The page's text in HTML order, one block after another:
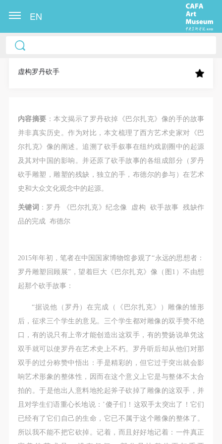
EN
虚构罗丹砍手
内容摘要 ：本文揭示了罗丹砍掉《巴尔扎克》像的手的故事
并非真实历史。作为对比，本文梳理了西方艺术史家对《巴
尔扎克》像的阐述。追溯了砍手叙事在纽约戏剧圈中的起源
及其对中国的影响。并还原了砍手故事的各组成部分（罗丹
砍手雕塑，雕塑的残缺，独立的手，布德尔的参与）在艺术
史和大众文化观念中的起源。
关键词 ：罗丹 《巴尔扎克》纪念像 虚构 砍手故事 残缺作
品的完成 布德尔
2015年年初，笔者在中国国家博物馆参观了“永远的思想者：
罗丹雕塑回顾展”，望着巨大《巴尔扎克》像（图1）不由想
起那个砍手故事：
“据说他（罗丹）在完成（《巴尔扎克》）雕像的雏形
后，征求三个学生的意见。三个学生都对雕像的双手赞不绝
口，有的说只有上帝才能创造出这双手，有的赞扬说单凭这
双手就可以使罗丹在艺术史上不朽。罗丹听后却从他们对那
双手的过分称赞中悟出：手是精彩的，但它过于突出就会影
响艺术形象的整体性，因而在这个意义上它是与整体不太合
拍的。于是他出人意料地抡起斧子砍掉了雕像的这双手，并
且对学生们语重心长地说：’傻子们！这双手太突出了！它们
已经有了它们自己的生命，它已不属于这个雕像的整体了。
所以我不能不把它砍掉。记着，而且好好地记着：一件真正
中央美术学院美术馆出版授权协议书
称“CAFAM”），愿意将本人参与中央美术学院美术馆
果（如参与工作坊创作的作品）提交中央美术学院用
作发表、出版。中央美术学院可以以电子、网络及其
它数字媒体形式公开出版，并同意编入《中国知识资
源总库》《中央美术学院资料库》《中央美术学院美
术馆资料库》等相关资料、文献、档案机构和平台，
在中央美术学院中使用和在互联网上传播，同意按相
中央美术学院美术馆活动安全免责协议书
第一条
负的原则。但活动有风险，参加者应有必要的风险意
识。
第二条
律、法规，必须遵循道德和社会公德规范，并应该具
备以人为本、团结友爱、互相帮助和助人为乐的良好
品质。
第三条
参加本次活动人员应该是成年人（具有完全民事行为
能力的人，18周岁以上）未成年人必须在成年人的陪
同下参观。
第四条
参加活动者在此次活动期间的人身安全责任自负。鼓
励参加者自行购买人身安全保险。活动中一旦出现事
中央美术学院美术馆出版授权协议书
称“CAFAM”），愿意将本人参与中央美术学院美术馆
果（如参与工作坊创作的作品）提交中央美术学院用
作发表、出版。中央美术学院可以以电子、网络及其
它数字媒体形式公开出版，并同意编入《中国知识资
源总库》《中央美术学院资料库》《中央美术学院美
术馆资料库》等相关资料、文献、档案机构和平台，
在中央美术学院中使用和在互联网上传播，同意按相
中央美术学院美术馆活动安全免责协议书
第一条
负的原则。但活动有风险，参加者应有必要的风险意
识。
第二条
律、法规，必须遵循道德和社会公德规范，并应该具
备以人为本、团结友爱、互相帮助和助人为乐的良好
品质。
第三条
参加本次活动人员应该是成年人（具有完全民事行为
能力的人，18周岁以上）未成年人必须在成年人的陪
同下参观。
第四条
参加活动者在此次活动期间的人身安全责任自负。鼓
励参加者自行购买人身安全保险。活动中一旦出现事
中央美术学院美术馆出版授权协议书
称“CAFAM”），愿意将本人参与中央美术学院美术馆
果（如参与工作坊创作的作品）提交中央美术学院用
作发表、出版。中央美术学院可以以电子、网络及其
它数字媒体形式公开出版，并同意编入《中国知识资
源总库》《中央美术学院资料库》《中央美术学院美
术馆资料库》等相关资料、文献、档案机构和平台，
在中央美术学院中使用和在互联网上传播，同意按相
中央美术学院美术馆活动安全免责协议书
第一条
负的原则。但活动有风险，参加者应有必要的风险意
识。
第二条
律、法规，必须遵循道德和社会公德规范，并应该具
备以人为本、团结友爱、互相帮助和助人为乐的良好
品质。
第三条
参加本次活动人员应该是成年人（具有完全民事行为
能力的人，18周岁以上）未成年人必须在成年人的陪
同下参观。
第四条
参加活动者在此次活动期间的人身安全责任自负。鼓
励参加者自行购买人身安全保险。活动中一旦出现事